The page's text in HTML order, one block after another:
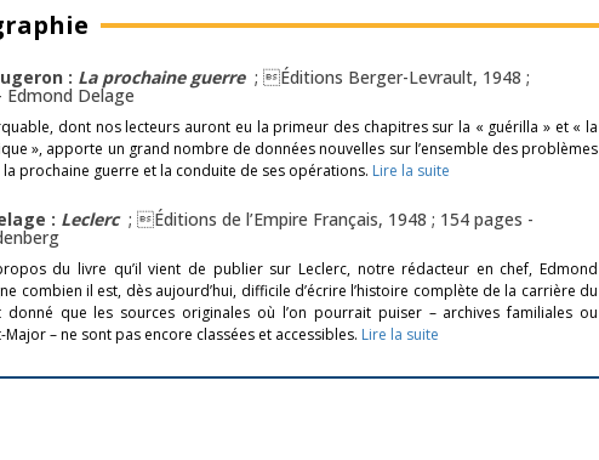
: La prochaine guerre ; Éditions Berger-Levrault, 1948 ;
Edmond Delage
dont nos lecteurs auront eu la primeur des chapitres sur la « guérilla » et « la
», apporte un grand nombre de données nouvelles sur l’ensemble des problèmes
prochaine guerre et la conduite de ses opérations. Lire la suite
: Leclerc ; Éditions de l’Empire Français, 1948 ; 154 pages -
du livre qu’il vient de publier sur Leclerc, notre rédacteur en chef, Edmond
combien il est, dès aujourd’hui, difficile d’écrire l’histoire complète de la carrière du
donné que les sources originales où l’on pourrait puiser – archives familiales ou
Major – ne sont pas encore classées et accessibles. Lire la suite